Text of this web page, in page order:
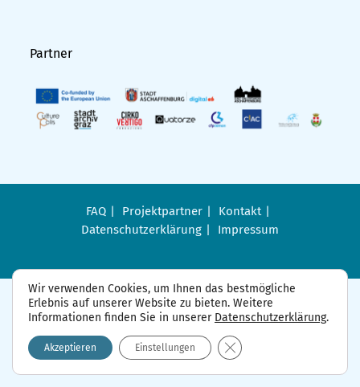
Partner
FAQ Projektpartner
Kontakt
Datenschutzerklärung
Impressum
Wir verwenden Cookies, um Ihnen das bestmögliche
Erlebnis auf unserer Website zu bieten. Weitere
Informationen finden Sie in unserer Datenschutzerklärung.
Akzeptieren Einstellungen GDPR Cookie-Banner